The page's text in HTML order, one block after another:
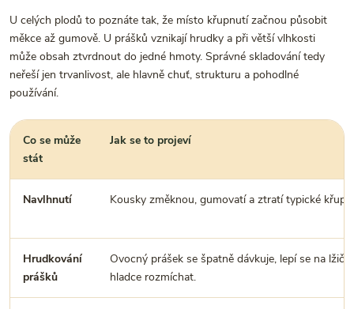
U celých plodů to poznáte tak, že místo křupnutí začnou působit
měkce až gumově. U prášků vznikají hrudky a při větší vlhkosti
může obsah ztvrdnout do jedné hmoty. Správné skladování tedy
neřeší jen trvanlivost, ale hlavně chuť, strukturu a pohodlné
používání.
Co se může
stát
Jak se to projeví
Navlhnutí Kousky změknou, gumovatí a ztratí typické
Hrudkování
prášků
Ovocný prášek se špatně dávkuje, lepí se na
hladce rozmíchat.